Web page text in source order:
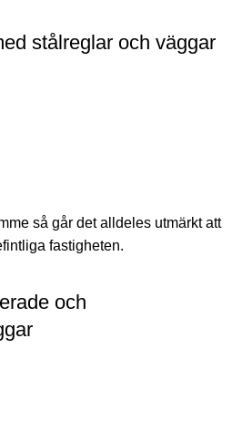
stålreglar och väggar
så går det alldeles utmärkt att
fastigheten.
och